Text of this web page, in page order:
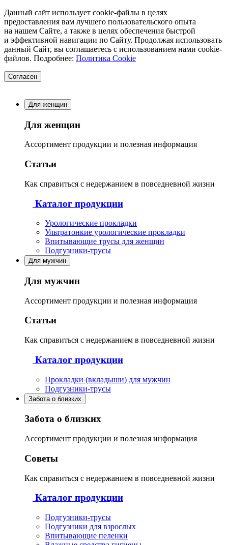
Данный сайт использует cookie-файлы в целях
предоставления вам лучшего пользовательского опыта
на нашем Сайте, а также в целях обеспечения быстрой
и эффективной навигации по Сайту. Продолжая использовать
данный Сайт, вы соглашаетесь с использованием нами cookie-
файлов. Подробнее: Политика Cookie
Согласен
Для женщин
Для женщин
Ассортимент продукции и полезная информация
Статьи
Как справиться с недержанием в повседневной жизни
Каталог продукции
Урологические прокладки
Ультратонкие урологические прокладки
Впитывающие трусы для женщин
Подгузники-трусы
Для мужчин
Для мужчин
Ассортимент продукции и полезная информация
Статьи
Как справиться с недержанием в повседневной жизни
Каталог продукции
Прокладки (вкладыши) для мужчин
Подгузники-трусы
Забота о близких
Забота о близких
Ассортимент продукции и полезная информация
Советы
Как справиться с недержанием в повседневной жизни
Каталог продукции
Подгузники-трусы
Подгузники для взрослых
Впитывающие пеленки